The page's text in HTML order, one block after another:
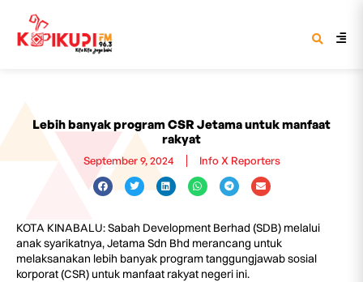
Lebih banyak program CSR Jetama untuk manfaat
rakyat
September 9, 2024 Info X Reporters
KOTA KINABALU: Sabah Development Berhad (SDB) melalui
anak syarikatnya, Jetama Sdn Bhd merancang untuk
melaksanakan lebih banyak program tanggungjawab sosial
korporat (CSR) untuk manfaat rakyat negeri ini.